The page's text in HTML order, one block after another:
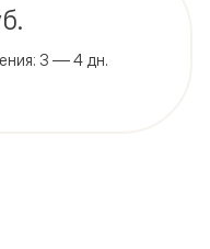
3 — 4 дн.